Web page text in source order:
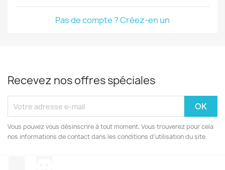
Pas de compte ? Créez-en un
Recevez nos offres spéciales
Vous pouvez vous désinscrire à tout moment. Vous trouverez pour cela
nos informations de contact dans les conditions d'utilisation du site.